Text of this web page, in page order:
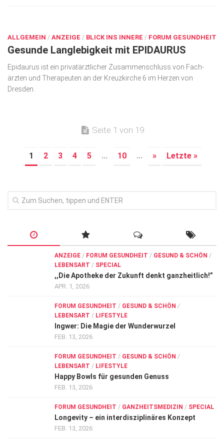
ALLGEMEIN / ANZEIGE / BLICK INS INNERE / FORUM GESUNDHEIT
Gesunde Langlebigkeit mit EPIDAURUS
Epidaurus ist ein privatärztlicher Zusammenschluss von Fach­
ärzten und Therapeuten an der Kreuzkirche 6 im Herzen von
Dresden.
Seite 1 von 19
1 2 3 4 5 ... 10 ... » Letzte »
ANZEIGE / FORUM GESUNDHEIT / GESUND & SCHÖN /
LEBENSART / SPECIAL
,,Die Apotheke der Zukunft denkt ganzheitlich!”
APR. 1, 2026
FORUM GESUNDHEIT / GESUND & SCHÖN /
LEBENSART / LIFESTYLE
Ingwer: Die Magie der Wunderwurzel
FEB. 13, 2026
FORUM GESUNDHEIT / GESUND & SCHÖN /
LEBENSART / LIFESTYLE
Happy Bowls für gesunden Genuss
FEB. 13, 2026
FORUM GESUNDHEIT / GANZHEITSMEDIZIN / SPECIAL
Longevity – ein interdisziplinäres Konzept
FEB. 13, 2026